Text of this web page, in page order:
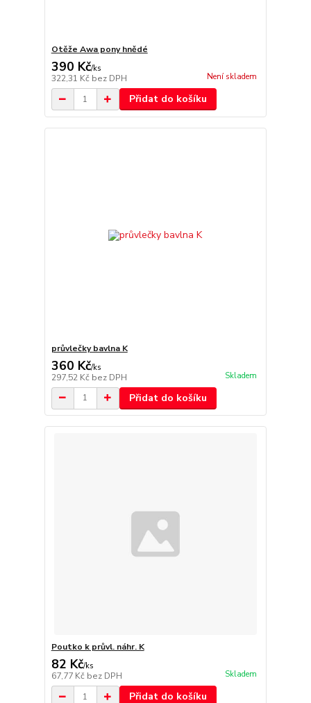
Otěže Awa pony hnědé
390 Kč/ks
322,31 Kč bez DPH Není skladem
Přidat do košíku
průvlečky bavlna K
360 Kč/ks
297,52 Kč bez DPH Skladem
Přidat do košíku
Poutko k průvl. náhr. K
82 Kč/ks
67,77 Kč bez DPH Skladem
Přidat do košíku